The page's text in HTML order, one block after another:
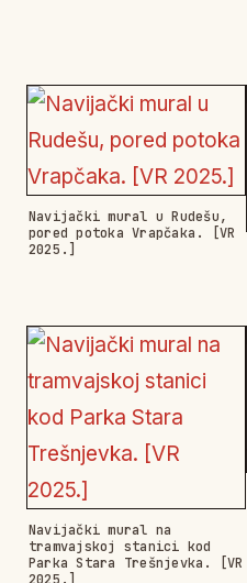
Navijački mural u Rudešu,
pored potoka Vrapčaka. [VR
2025.]
Navijački mural na
tramvajskoj stanici kod
Parka Stara Trešnjevka. [VR
2025.]